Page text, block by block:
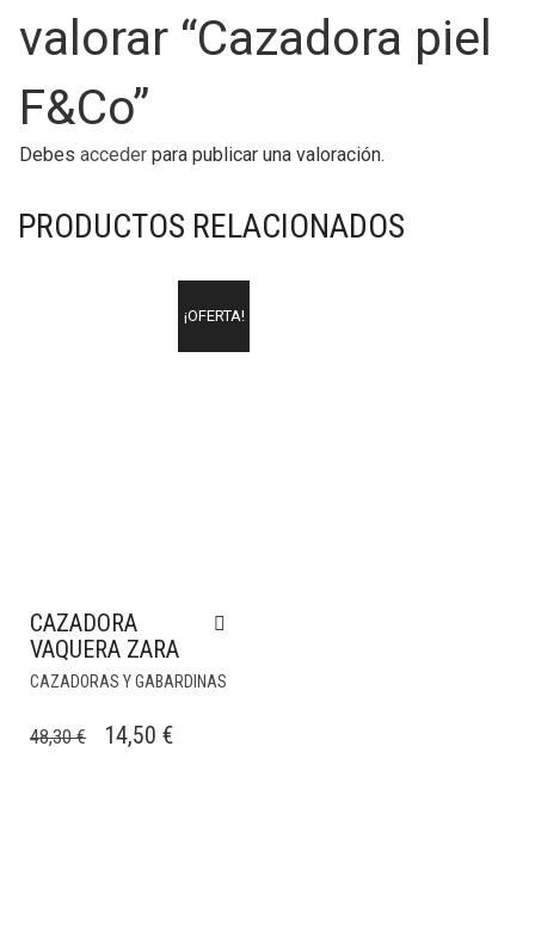
valorar “Cazadora piel
F&Co”
Debes acceder para publicar una valoración.
PRODUCTOS RELACIONADOS
¡OFERTA!
CAZADORA
VAQUERA ZARA
CAZADORAS Y GABARDINAS
48,30€
EL
14,50 €EL